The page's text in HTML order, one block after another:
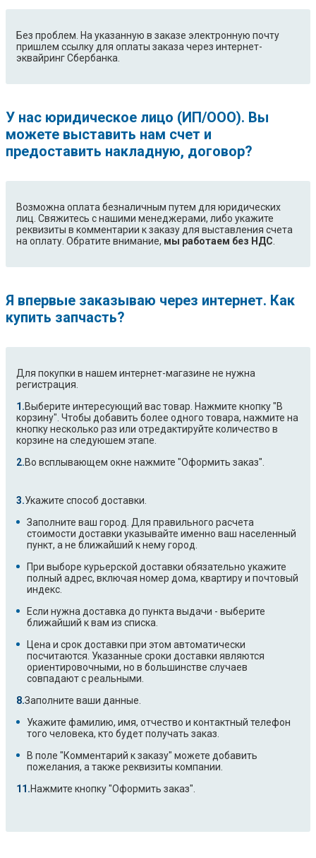
Без проблем. На указанную в заказе электронную почту
пришлем ссылку для оплаты заказа через интернет-
эквайринг Сбербанка.
У нас юридическое лицо (ИП/ООО). Вы
можете выставить нам счет и
предоставить накладную, договор?
Возможна оплата безналичным путем для юридических
лиц. Свяжитесь с нашими менеджерами, либо укажите
реквизиты в комментарии к заказу для выставления счета
на оплату. Обратите внимание, мы работаем без НДС
Я впервые заказываю через интернет. Как
купить запчасть?
Для покупки в нашем интернет-магазине не нужна
регистрация.
Выберите интересующий вас товар. Нажмите кнопку "В
корзину". Чтобы добавить более одного товара, нажмите на
кнопку несколько раз или отредактируйте количество в
корзине на следуюшем этапе.
Во всплывающем окне нажмите "Оформить заказ".
Укажите способ доставки.
Заполните ваш город. Для правильного расчета
стоимости доставки указывайте именно ваш населенный
пункт, а не ближайший к нему город.
При выборе курьерской доставки обязательно укажите
полный адрес, включая номер дома, квартиру и почтовый
индекс.
Если нужна доставка до пункта выдачи - выберите
ближайший к вам из списка.
Цена и срок доставки при этом автоматически
посчитаются. Указанные сроки доставки являются
ориентировочными, но в большинстве случаев
совпадают с реальными.
Заполните ваши данные.
Укажите фамилию, имя, отчество и контактный телефон
того человека, кто будет получать заказ.
В поле "Комментарий к заказу" можете добавить
пожелания, а также реквизиты компании.
Нажмите кнопку "Оформить заказ".